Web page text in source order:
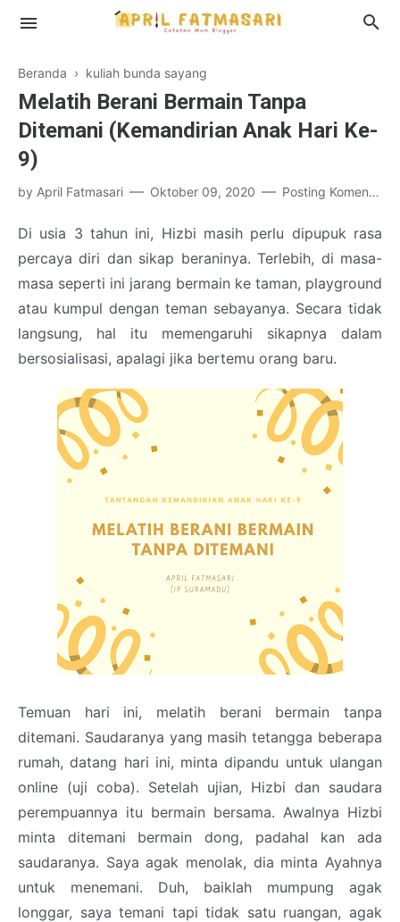
Profil
Beranda › kuliah bunda sayang
Melatih Berani Bermain Tanpa
Ditemani (Kemandirian Anak Hari Ke-
9)
by April Fatmasari Oktober 09, 2020 Posting Komentar
Di usia 3 tahun ini, Hizbi masih perlu dipupuk rasa
percaya diri dan sikap beraninya. Terlebih, di masa-
masa seperti ini jarang bermain ke taman, playground
atau kumpul dengan teman sebayanya. Secara tidak
langsung, hal itu memengaruhi sikapnya dalam
bersosialisasi, apalagi jika bertemu orang baru.
Temuan hari ini, melatih berani bermain tanpa
ditemani. Saudaranya yang masih tetangga beberapa
rumah, datang hari ini, minta dipandu untuk ulangan
online (uji coba). Setelah ujian, Hizbi dan saudara
perempuannya itu bermain bersama. Awalnya Hizbi
minta ditemani bermain dong, padahal kan ada
saudaranya. Saya agak menolak, dia minta Ayahnya
untuk menemani. Duh, baiklah mumpung agak
longgar, saya temani tapi tidak satu ruangan, agak